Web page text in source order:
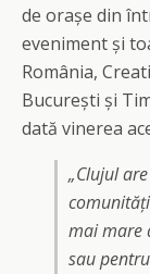
de orașe din
eveniment și
România,
București și
dată vinerea
„Clujul
mai mare
sau